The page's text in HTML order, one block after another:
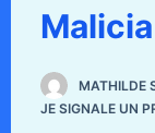
MATHILDE
JE SIGNALE UN